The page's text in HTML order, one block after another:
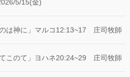
5/15(金)
は神に」マルコ12:13~17 庄司牧師
このて」ヨハネ20:24~29 庄司牧師